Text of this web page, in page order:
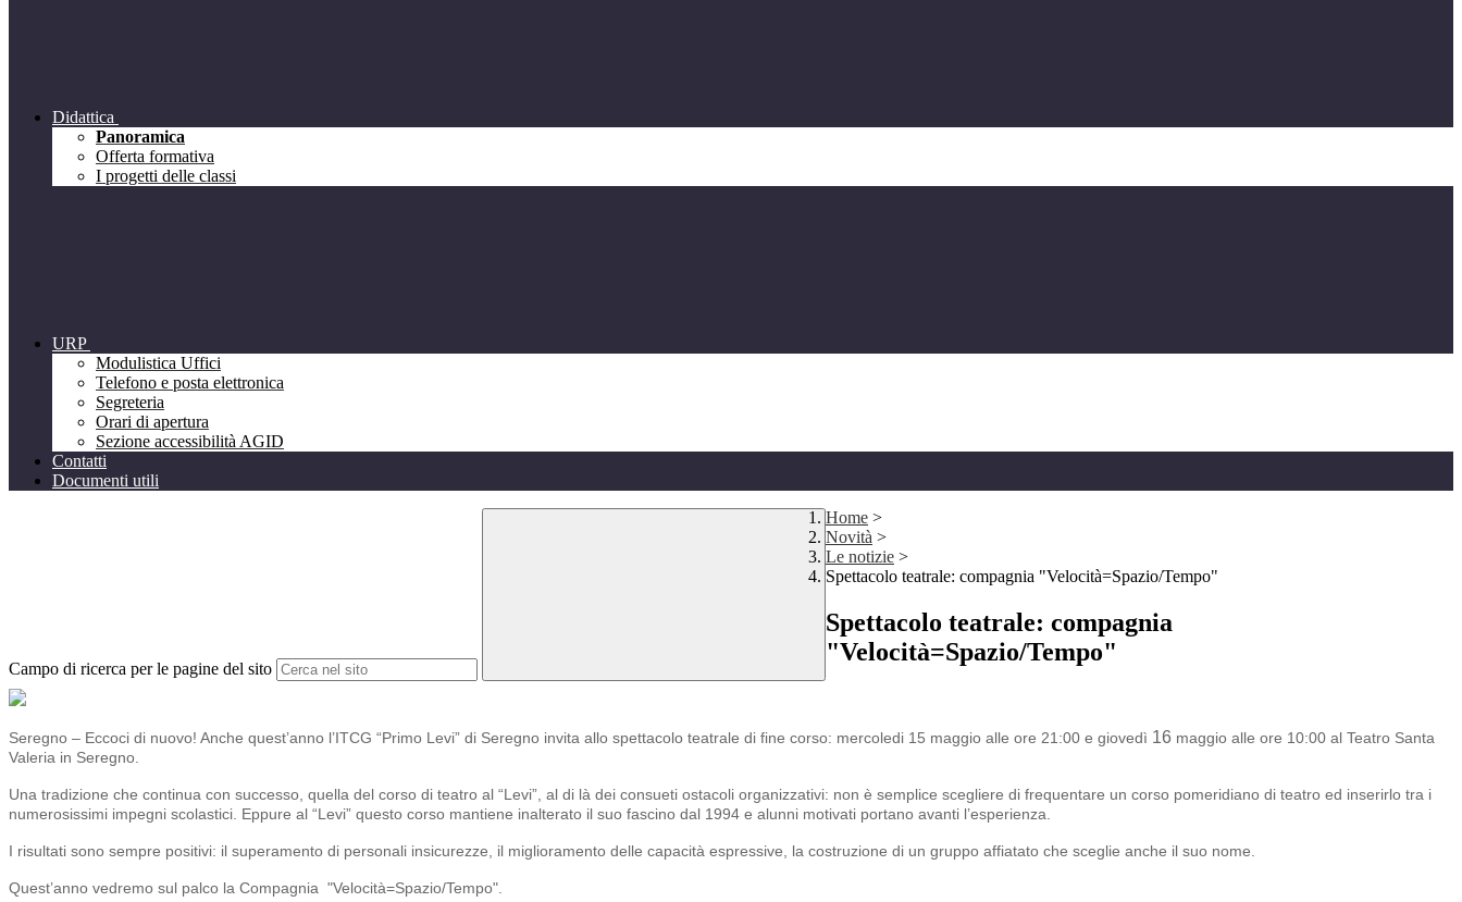
Didattica
Panoramica
Offerta formativa
I progetti delle classi
URP
Modulistica Uffici
Telefono e posta elettronica
Segreteria
Orari di apertura
Sezione accessibilità AGID
Contatti
Documenti utili
Campo di ricerca per le pagine del sito
Home >
Novità >
Le notizie >
Spettacolo teatrale: compagnia "Velocità=Spazio/Tempo"
Spettacolo teatrale: compagnia
"Velocità=Spazio/Tempo"
Seregno – Eccoci di nuovo! Anche quest’anno l’ITCG “Primo Levi” di Seregno invita allo spettacolo teatrale di fine corso: mercoledi 15 maggio alle ore 21:00 e giovedì 16 maggio alle ore 10:00 al Teatro Santa
Valeria in Seregno.
Una tradizione che continua con successo, quella del corso di teatro al “Levi”, al di là dei consueti ostacoli organizzativi: non è semplice scegliere di frequentare un corso pomeridiano di teatro ed inserirlo tra i
numerosissimi impegni scolastici. Eppure al “Levi” questo corso mantiene inalterato il suo fascino dal 1994 e alunni motivati portano avanti l’esperienza.
I risultati sono sempre positivi: il superamento di personali insicurezze, il miglioramento delle capacità espressive, la costruzione di un gruppo affiatato che sceglie anche il suo nome.
Quest’anno vedremo sul palco la Compagnia "Velocità=Spazio/Tempo".